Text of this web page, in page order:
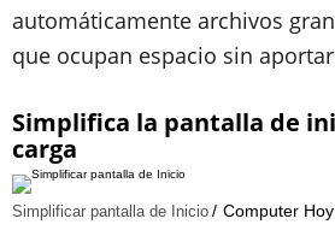
automáticamente archivos
que ocupan espacio sin
Simplifica la pantalla de
carga
Simplificar pantalla de Inicio Computer Hoy